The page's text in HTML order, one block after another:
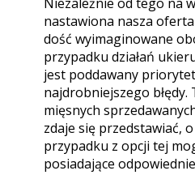
nastawiona nasza
dość wyimaginowane
przypadku działań
jest poddawany
najdrobniejszego
mięsnych
zdaje się przedstawiać,
przypadku z opcji tej
posiadające